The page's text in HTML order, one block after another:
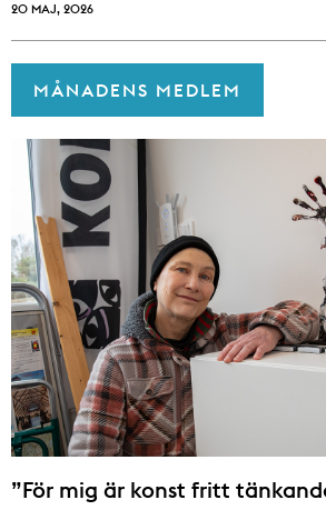
20 MAJ, 2026
MÅNADENS MEDLEM
”För mig är konst fritt